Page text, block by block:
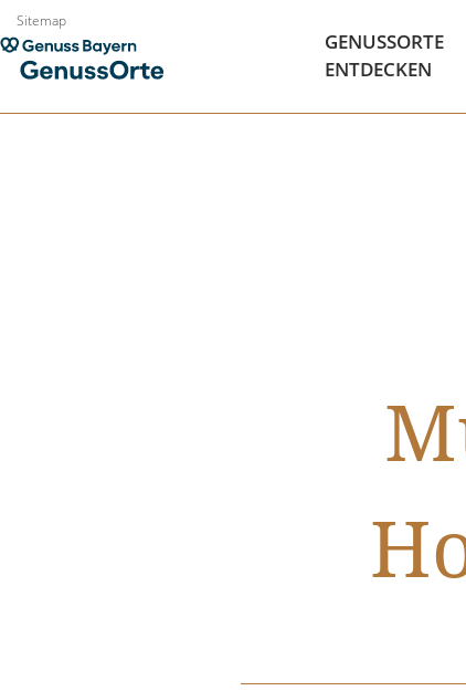
Zum
Inhalt
springen
Sitemap
GENUSSORTE
ENTDECKEN